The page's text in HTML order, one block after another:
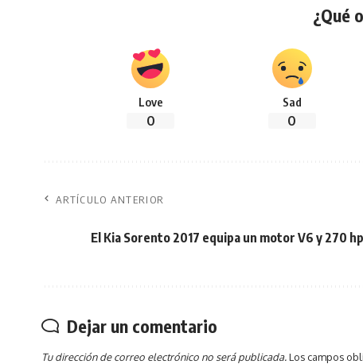
¿Qué
Love
0
Sad
0
ARTÍCULO ANTERIOR
El Kia Sorento 2017 equipa un motor V6 y 270 hp
Dejar un comentario
Tu dirección de correo electrónico no será publicada.Los campos